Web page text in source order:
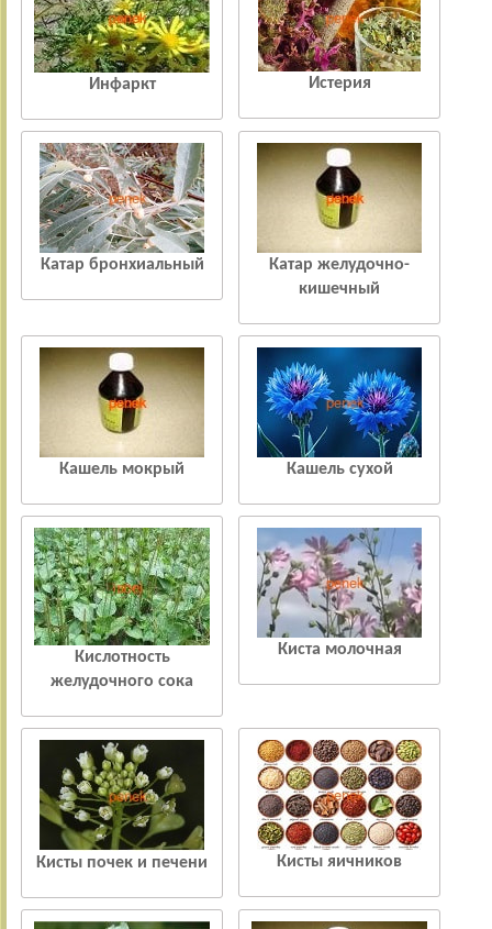
Инфаркт Истерия
Катар бронхиальный
Катар желудочно-
кишечный
Кашель мокрый Кашель сухой
Кислотность
желудочного сока
Киста молочная
Кисты почек и печени Кисты яичников